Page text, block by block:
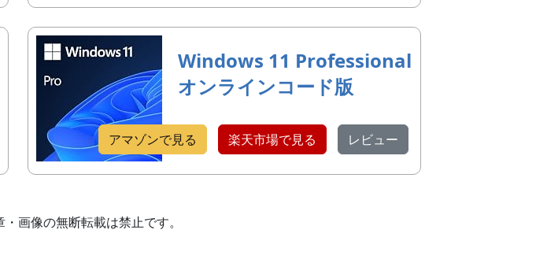
Windows 11 Professional
オンラインコード版
アマゾンで見る 楽天市場で見る レビュー
画像の無断転載は禁止です。